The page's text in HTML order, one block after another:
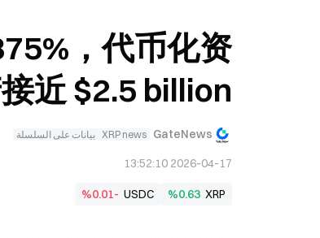
，代币化资
近 $2.5 billion
GateNews
XRP news بيانات على السلسلة
2026-04-17 13:52:10
XRP
%0.63
USDC
%0.01-